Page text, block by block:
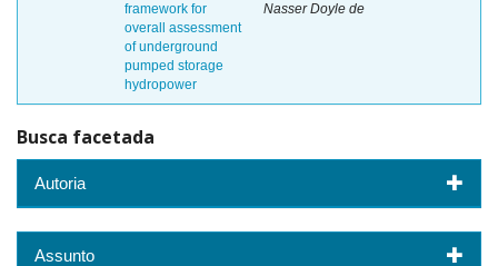
framework for
overall assessment
of underground
pumped storage
hydropower
Nasser Doyle de
Busca facetada
Autoria
Assunto